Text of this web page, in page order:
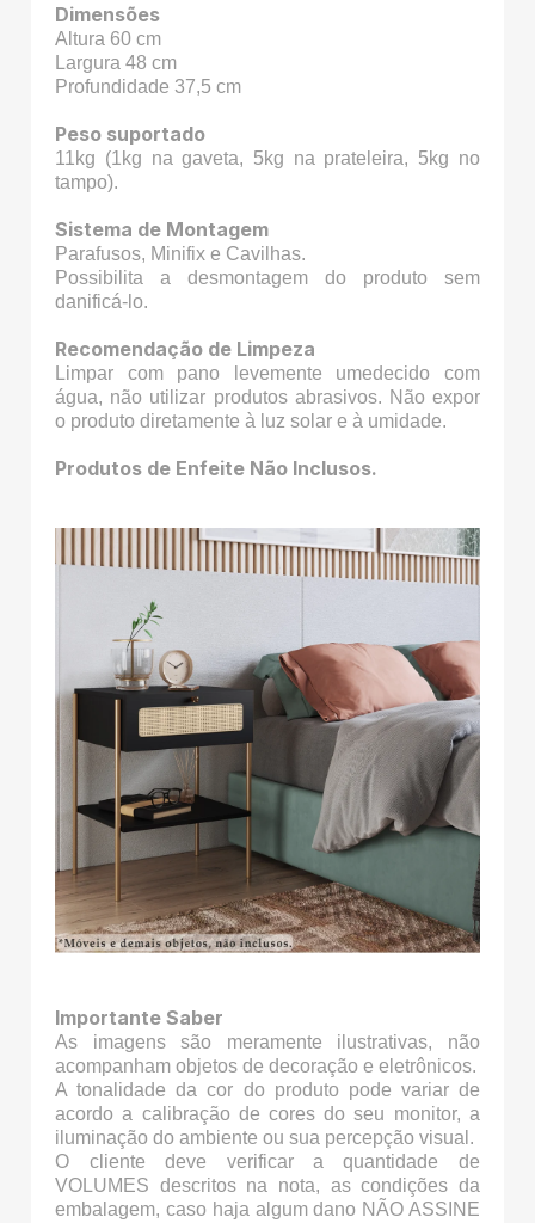
Dimensões
Altura 60 cm
Largura 48 cm
Profundidade 37,5 cm
Peso suportado
11kg (1kg na gaveta, 5kg na prateleira, 5kg no
tampo).
Sistema de Montagem
Parafusos, Minifix e Cavilhas.
Possibilita a desmontagem do produto sem
danificá-lo.
Recomendação de Limpeza
Limpar com pano levemente umedecido com
água, não utilizar produtos abrasivos. Não expor
o produto diretamente à luz solar e à umidade.
Produtos de Enfeite Não Inclusos.
Importante Saber
As imagens são meramente ilustrativas, não
acompanham objetos de decoração e eletrônicos.
A tonalidade da cor do produto pode variar de
acordo a calibração de cores do seu monitor, a
iluminação do ambiente ou sua percepção visual.
O cliente deve verificar a quantidade de
VOLUMES descritos na nota, as condições da
embalagem, caso haja algum dano NÃO ASSINE